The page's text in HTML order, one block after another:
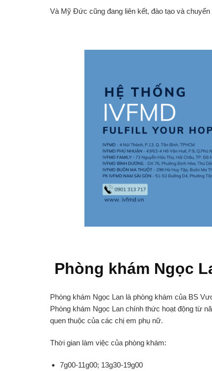
Và Mỹ Đức cũng đang liên kết, đào tạo và
Phòng khám Ngọc
Phòng khám Ngọc Lan là phòng khám của BS
Phòng khám Ngọc Lan chính thức hoạt động từ
quen thuộc của các chị em phụ nữ.
Thời gian làm việc của phòng khám:
7g00-11g00; 13g30-19g00